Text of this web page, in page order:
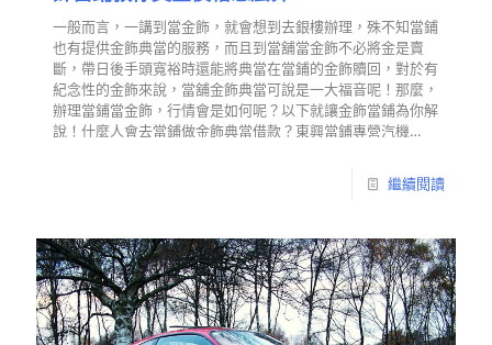
一般而言，一講到當金飾，就會想到去銀樓辦理，殊不知當鋪
也有提供金飾典當的服務，而且到當舖當金飾不必將金是賣
斷，帶日後手頭寬裕時還能將典當在當鋪的金飾贖回，對於有
紀念性的金飾來說，當舖金飾典當可說是一大福音呢！那麼，
辦理當鋪當金飾，行情會是如何呢？以下就讓金飾當鋪為你解
說！什麼人會去當鋪做金飾典當借款？東興當鋪專營汽機…
繼續閱讀